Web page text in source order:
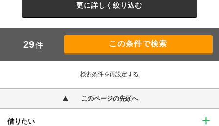
更に詳しく絞り込む
29件
検索条件を再設定する
このページの先頭へ
借りたい